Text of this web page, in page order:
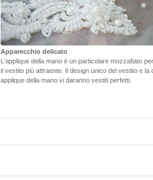
Apparecchio delicato
L'applique della mano è un particolare mozzafiato
il vestito più attraente. Il design unico del vestito e la
applique della mano vi daranno vestiti perfetti.